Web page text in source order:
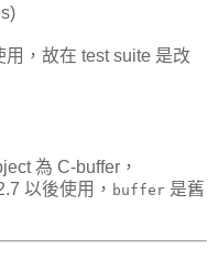
，故在 test suite 是改
為 C-buffer，
以後使用， buffer 是舊